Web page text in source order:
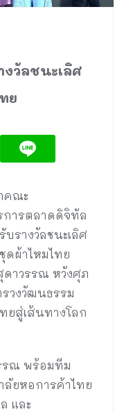
วัลชนะเลิศ
ย
คณะ
การตลาดดิจิทัล
รางวัลชนะเลิศ
ดผ้าไหมไทย
ดาวรรณ หวังศุภ
วงวัฒนธรรม
ยสู่เส้นทางโลก
ณ พร้อมทีม
ลัยหอการค้าไทย
และ